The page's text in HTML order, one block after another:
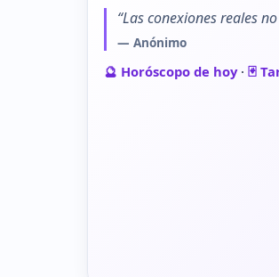
“Las conexiones reales
— Anónimo
🔮 Horóscopo de hoy· 🃏